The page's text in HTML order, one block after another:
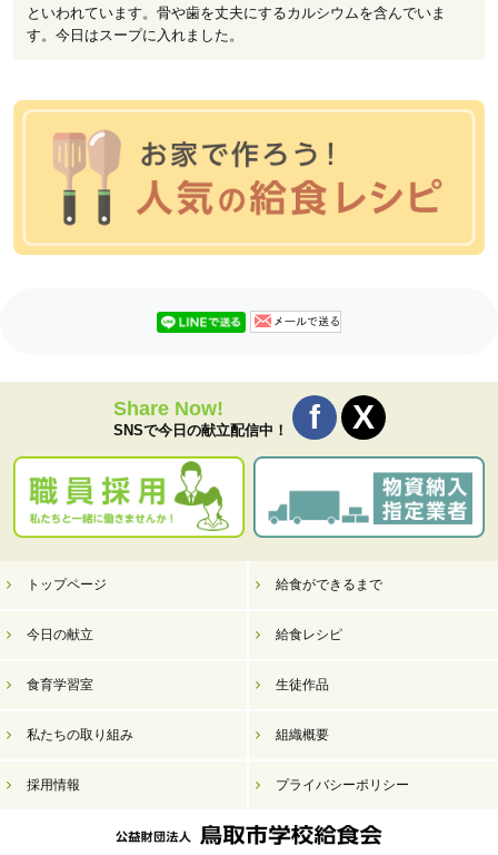
といわれています。骨や歯を丈夫にするカルシウムを含んでいま
す。今日はスープに入れました。
Share Now!
SNSで今日の献立配信中！
トップページ 給食ができるまで
今日の献立 給食レシピ
食育学習室 生徒作品
私たちの取り組み 組織概要
採用情報 プライバシーポリシー